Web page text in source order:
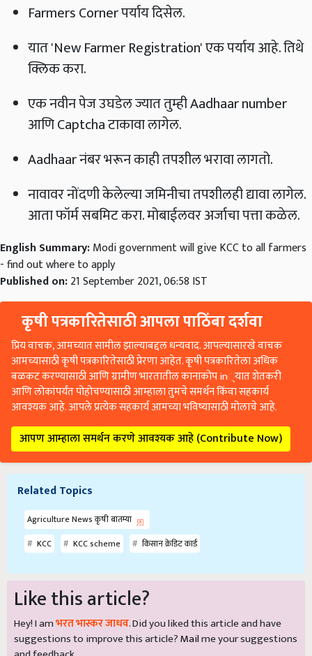
Farmers Corner पर्याय दिसेल.
यात 'New Farmer Registration' एक पर्याय आहे. तिथे
क्लिक करा.
एक नवीन पेज उघडेल ज्यात तुम्ही Aadhaar number
आणि Captcha टाकावा लागेल.
Aadhaar नंबर भरून काही तपशील भरावा लागतो.
नावावर नोंदणी केलेल्या जमिनीचा तपशीलही द्यावा लागेल.
आता फॉर्म सबमिट करा. मोबाईलवर अर्जाचा पत्ता कळेल.
English Summary:Modi government will give KCC to all farmers
- find out where to apply
Published on:21 September 2021, 06:58 IST
कृषी पत्रकारितेसाठी आपला पाठिंबा दर्शवा
प्रिय वाचक, आमच्यात सामील झाल्याबद्दल धन्यवाद. आपल्यासारखे वाचक
आमच्यासाठी कृषी पत्रकारितेसाठी प्रेरणा आहेत. कृषी पत्रकारितेला अधिक
बळकट करण्यासाठी आणि ग्रामीण भारतातील कानाकोप in्यात शेतकरी
आणि लोकांपर्यंत पोहोचण्यासाठी आम्हाला तुमचे समर्थन किंवा सहकार्य
आवश्यक आहे. आपले प्रत्येक सहकार्य आमच्या भविष्यासाठी मोलाचे आहे.
आपण आम्हाला समर्थन करणे आवश्यक आहे (Contribute Now)
Related Topics
Agriculture News कृषी बातम्या
KCC
KCC scheme किसान क्रेडिट कार्ड
Like this article?
Hey! I amभरत भास्कर जाधव. Did you liked this article and have
suggestions to improve this article?Mailme your suggestions